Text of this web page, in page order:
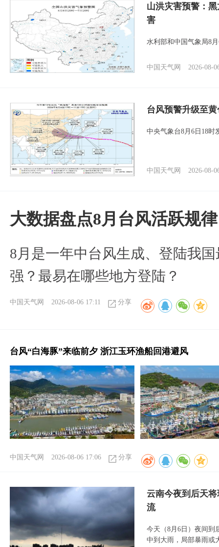
山洪灾害预警：
害
水利部和中国气象局8
中国天气网 2026-08-
台风预警升级至
中央气象台8月6日18时
中国天气网 2026-08-
大数据盘点8月台风活跃规律
8月是一年中台风生成、登陆我
强？最易在哪些地方登陆？
中国天气网 2026-08-06 17:11 分享
台风“白海豚”来临前夕 浙江玉环渔船回港避风
中国天气网 2026-08-06 17:06 分享
云南今夜到后天
流
今天（8月6日）夜间到
中到大雨，局部暴雨或